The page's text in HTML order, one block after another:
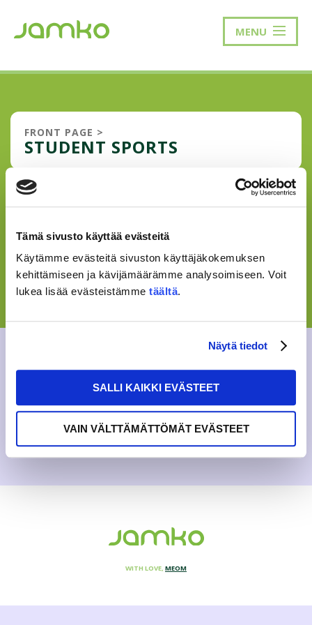
Tämä sivusto käyttää evästeitä
Käytämme evästeitä sivuston käyttäjäkokemuksen
kehittämiseen ja kävijämäärämme analysoimiseen. Voit
lukea lisää evästeistämme täältä.
Näytä tiedot
SALLI KAIKKI EVÄSTEET
VAIN VÄLTTÄMÄTTÖMÄT EVÄSTEET
MENU
FRONT PAGE >
STUDENT SPORTS
ACADEMIC SPORTS OPENS THE
STUDENTS AND STAFF OF
JAMK IN SPRING 2022
What a lovely winter! Academic Sports got excited about
GENERAL,NEWS
WITH LOVE, MEOM